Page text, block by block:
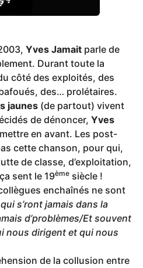
Yves Jamait parle de
Durant toute la
côté des exploités, des
des… prolétaires.
jaunes (de partout) vivent
de dénoncer, Yves
mettre en avant. Les post-
cette chanson, pour qui,
de classe, d’exploitation,
sent le 19ème siècle !
enchaînés ne sont
s’ront jamais dans la
d’problèmes/Et souvent
nous dirigent et qui nous
de la collusion entre